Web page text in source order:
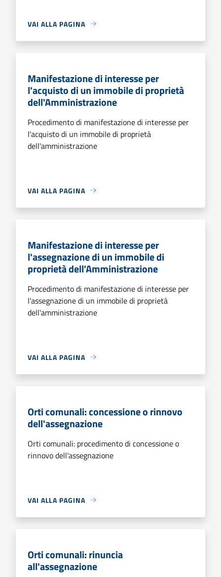
VAI ALLA PAGINA
Manifestazione di interesse per
l'acquisto di un immobile di proprietà
dell'Amministrazione
Procedimento di manifestazione di interesse per
l'acquisto di un immobile di proprietà
dell'amministrazione
VAI ALLA PAGINA
Manifestazione di interesse per
l'assegnazione di un immobile di
proprietà dell'Amministrazione
Procedimento di manifestazione di interesse per
l'assegnazione di un immobile di proprietà
dell'amministrazione
VAI ALLA PAGINA
Orti comunali: concessione o rinnovo
dell'assegnazione
Orti comunali: procedimento di concessione o
rinnovo dell'assegnazione
VAI ALLA PAGINA
Orti comunali: rinuncia
all'assegnazione